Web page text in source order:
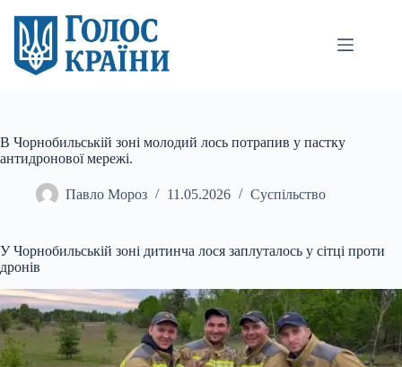
вмісту
В Чорнобильській зоні молодий лось потрапив у пастку
антидронової мережі.
Павло Мороз 11.05.2026 Суспільство
У Чорнобильській зоні дитинча лося заплуталось у сітці проти
дронів